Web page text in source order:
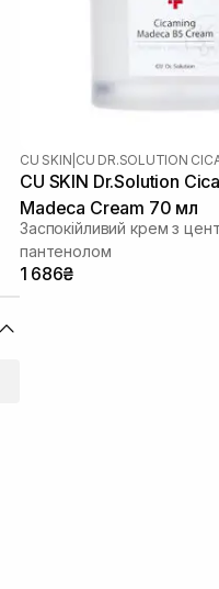
CU SKIN CU DR.SOLUTION
CU SKIN Dr.Solution
Madeca Cream 70 мл
Заспокійливий крем з
пантенолом
1 686₴